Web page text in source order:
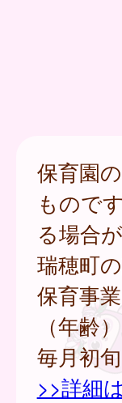
保育園
もので
る場合
瑞穂町
保育事
（年齢
毎月初
>>詳細